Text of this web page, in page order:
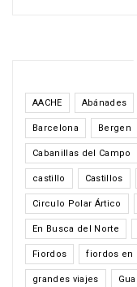
AACHE Abánades
Barcelona Bergen
Cabanillas del Campo
castillo Castillos
Circulo Polar Ártico
En Busca del Norte
Fiordos fiordos en
grandes viajes